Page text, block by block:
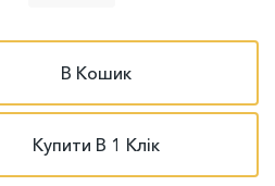
В Кошик
Купити В 1 Клік